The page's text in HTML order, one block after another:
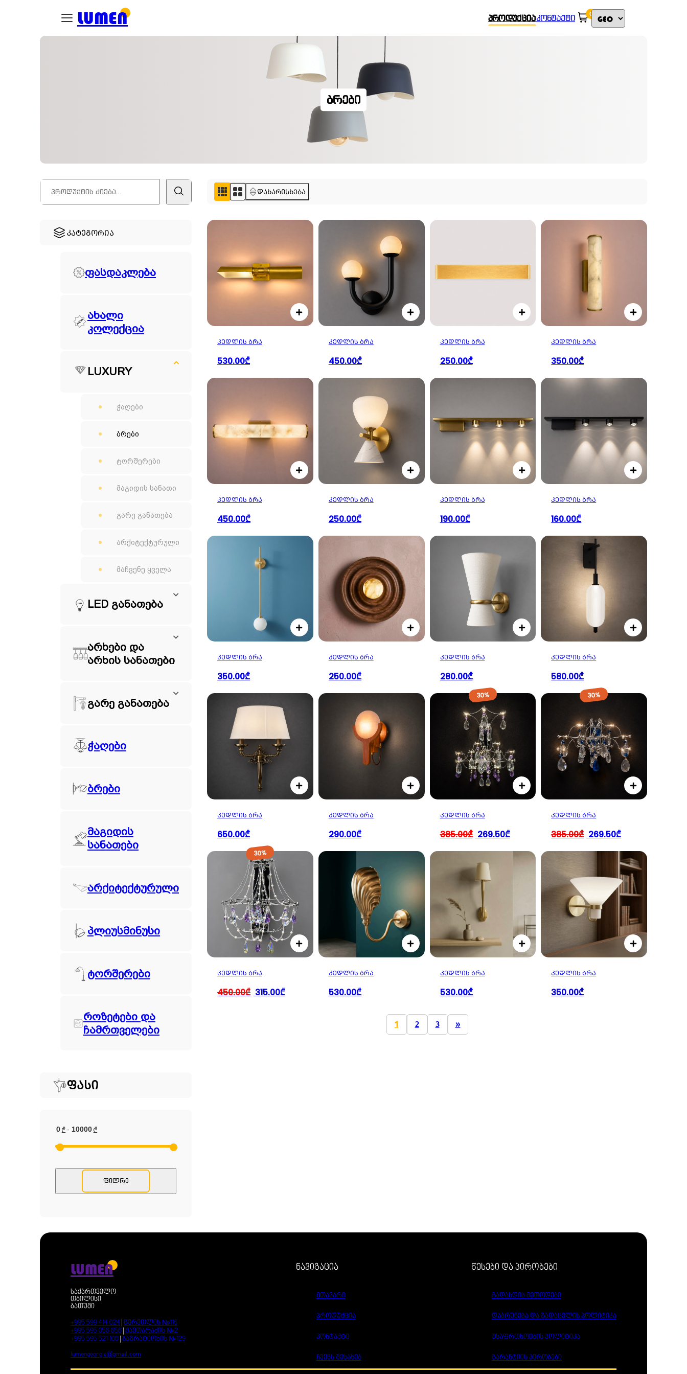
LUMEN ᲞᲠᲝᲓᲣᲥᲪᲘᲐᲙᲝᲜᲢᲐᲥᲢᲘ 0
ᲑᲠᲔᲑᲘ
ᲙᲐᲢᲔᲒᲝᲠᲘᲐ
ფასდაკლება
ახალი
კოლექცია
LUXURY
ჭაღები
ბრები
ტორშერები
მაგიდის სანათი
გარე განათება
არქიტექტურული
მაჩვენე ყველა
LED LED განათება
არხები და
არხის სანათები
გარე განათება
ჭაღები
ბრები
მაგიდის
სანათები
არქიტექტურული
პლიუსმინუსი
ტორშერები
როზეტები და
ჩამრთველები
ᲤᲐᲡᲘ
0₾- 10000₾
ᲤᲘᲚᲠᲘ
დახარისხება
ᲙᲔᲓᲚᲘᲡ ᲑᲠᲐ
530.00₾
ᲙᲔᲓᲚᲘᲡ ᲑᲠᲐ
450.00₾
ᲙᲔᲓᲚᲘᲡ ᲑᲠᲐ
250.00₾
ᲙᲔᲓᲚᲘᲡ ᲑᲠᲐ
350.00₾
ᲙᲔᲓᲚᲘᲡ ᲑᲠᲐ
450.00₾
ᲙᲔᲓᲚᲘᲡ ᲑᲠᲐ
250.00₾
ᲙᲔᲓᲚᲘᲡ ᲑᲠᲐ
190.00₾
ᲙᲔᲓᲚᲘᲡ ᲑᲠᲐ
160.00₾
ᲙᲔᲓᲚᲘᲡ ᲑᲠᲐ
350.00₾
ᲙᲔᲓᲚᲘᲡ ᲑᲠᲐ
250.00₾
ᲙᲔᲓᲚᲘᲡ ᲑᲠᲐ
280.00₾
ᲙᲔᲓᲚᲘᲡ ᲑᲠᲐ
580.00₾
ᲙᲔᲓᲚᲘᲡ ᲑᲠᲐ
650.00₾
ᲙᲔᲓᲚᲘᲡ ᲑᲠᲐ
290.00₾
30%
ᲙᲔᲓᲚᲘᲡ ᲑᲠᲐ
385.00₾ 269.50₾
30%
ᲙᲔᲓᲚᲘᲡ ᲑᲠᲐ
385.00₾ 269.50₾
30%
ᲙᲔᲓᲚᲘᲡ ᲑᲠᲐ
450.00₾ 315.00₾
ᲙᲔᲓᲚᲘᲡ ᲑᲠᲐ
530.00₾
ᲙᲔᲓᲚᲘᲡ ᲑᲠᲐ
530.00₾
ᲙᲔᲓᲚᲘᲡ ᲑᲠᲐ
350.00₾
1 2 3 »
LUMEN
საქართველო
თბილისი
ბათუმი
+995 599 414 024 წერეთლის №116
+995 595 056 656 ქავთარაძის №2
+995 595 521 100 ბაგრატიონის №129
lumengeorgia@gmail.com
ნავიგაცია
მთავარი
პროდუქცია
კონტაქტი
ჩვენს შესახებ
წესები და პირობები
გადახდის მეთოდები
დაბრუნება და გადაცვლის პოლიტიკა
უსაფრთხოების პოლიტიკა
გარანტიის პირობები